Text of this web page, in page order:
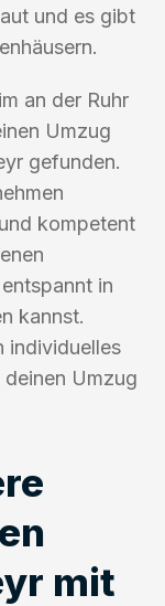
und es gibt
an der Ruhr
Umzug
gefunden.
kompetent
in
kannst.
individuelles
Umzug
mit